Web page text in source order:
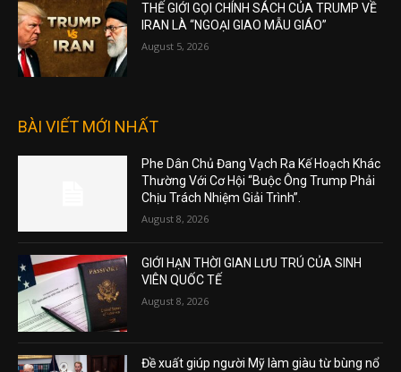
THẾ GIỚI GỌI CHÍNH SÁCH CỦA TRUMP VỀ
IRAN LÀ “NGOẠI GIAO MẪU GIÁO”
August 5, 2026
BÀI VIẾT MỚI NHẤT
Phe Dân Chủ Đang Vạch Ra Kế Hoạch Khác
Thường Với Cơ Hội “Buộc Ông Trump Phải
Chịu Trách Nhiệm Giải Trình”.
August 8, 2026
GIỚI HẠN THỜI GIAN LƯU TRÚ CỦA SINH
VIÊN QUỐC TẾ
August 8, 2026
Đề xuất giúp người Mỹ làm giàu từ bùng nổ